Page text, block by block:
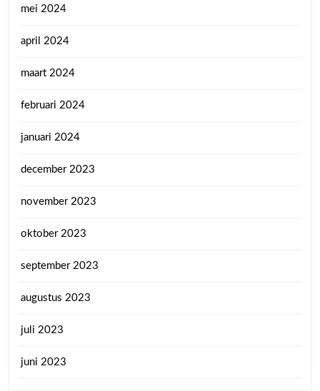
mei 2024
april 2024
maart 2024
februari 2024
januari 2024
december 2023
november 2023
oktober 2023
september 2023
augustus 2023
juli 2023
juni 2023